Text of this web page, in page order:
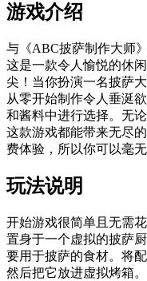
游戏介绍
与《ABC披萨制作大师
这是一款令人愉悦的休
尖！当你扮演一名披萨
从零开始制作令人垂涎
和酱料中进行选择。无
这款游戏都能带来无尽
费体验，所以你可以毫
玩法说明
开始游戏很简单且无需
置身于一个虚拟的披萨
要用于披萨的食材。将
然后把它放进虚拟烤箱